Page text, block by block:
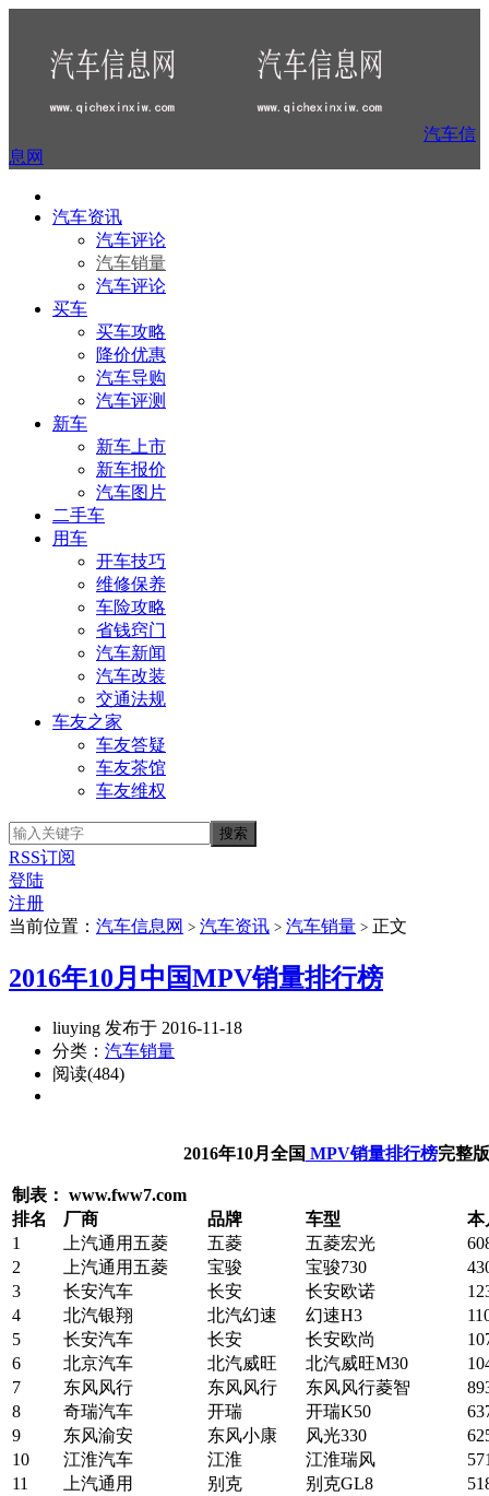
汽车信
息网
汽车资讯
汽车评论
汽车销量
汽车评论
买车
买车攻略
降价优惠
汽车导购
汽车评测
新车
新车上市
新车报价
汽车图片
二手车
用车
开车技巧
维修保养
车险攻略
省钱窍门
汽车新闻
汽车改装
交通法规
车友之家
车友答疑
车友茶馆
车友维权
RSS订阅
登陆
注册
当前位置： 汽车信息网 > 汽车资讯 > 汽车销量 > 正文
2016年10月中国MPV销量排行榜
liuying 发布于 2016-11-18
分类： 汽车销量
阅读(484)
2016年10月全国 MPV销量排行榜完整版
制表： www.fww7.com
排名
厂商 品牌 车型
本
1
上汽通用五菱 五菱 五菱宏光
2
上汽通用五菱 宝骏 宝骏730
3
长安汽车 长安 长安欧诺
4
北汽银翔 北汽幻速 幻速H3
5
长安汽车 长安 长安欧尚
6
北京汽车 北汽威旺 北汽威旺M30
7
东风风行 东风风行 东风风行菱智
8
奇瑞汽车 开瑞 开瑞K50
9
东风渝安 东风小康 风光330
10
江淮汽车 江淮 江淮瑞风
11
上汽通用 别克 别克GL8